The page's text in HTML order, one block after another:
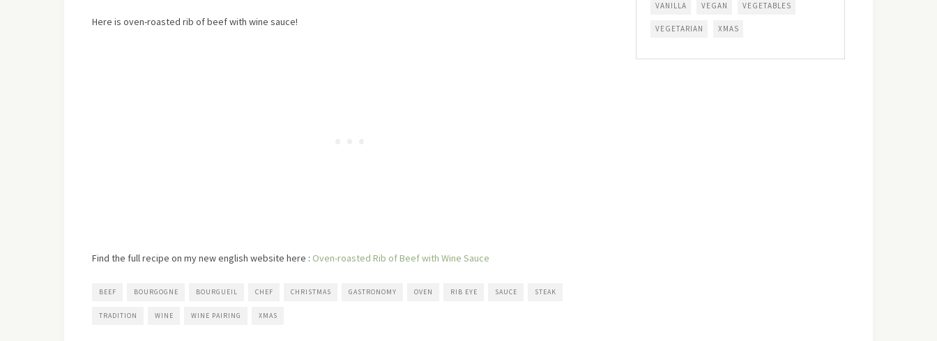
Here is oven-roasted rib of beef with wine sauce!
Find the full recipe on my new english website here : Oven-roasted Rib of Beef with Wine Sauce
BEEF BOURGOGNE BOURGUEIL CHEF CHRISTMAS GASTRONOMY OVEN RIB EYE SAUCE STEAK
TRADITION WINE WINE PAIRING XMAS
VANILLA VEGAN VEGETABLES
VEGETARIAN XMAS